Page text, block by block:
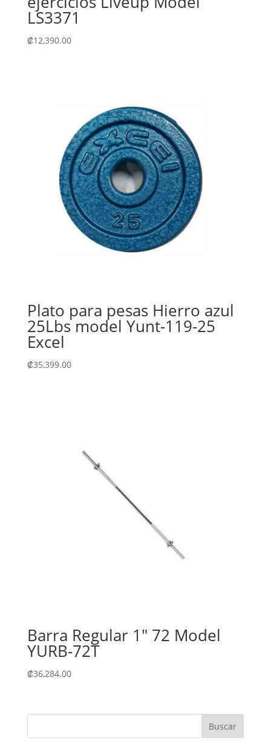
LS3371
₡12,390.00
Plato para pesas Hierro azul
25Lbs model Yunt-119-25
Excel
₡35,399.00
Barra Regular 1″ 72 Model
YURB-72T
₡36,284.00